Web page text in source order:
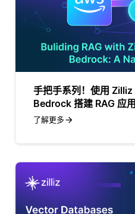
手把手系列！使用
Bedrock 搭建 RAG 应用
了解更多